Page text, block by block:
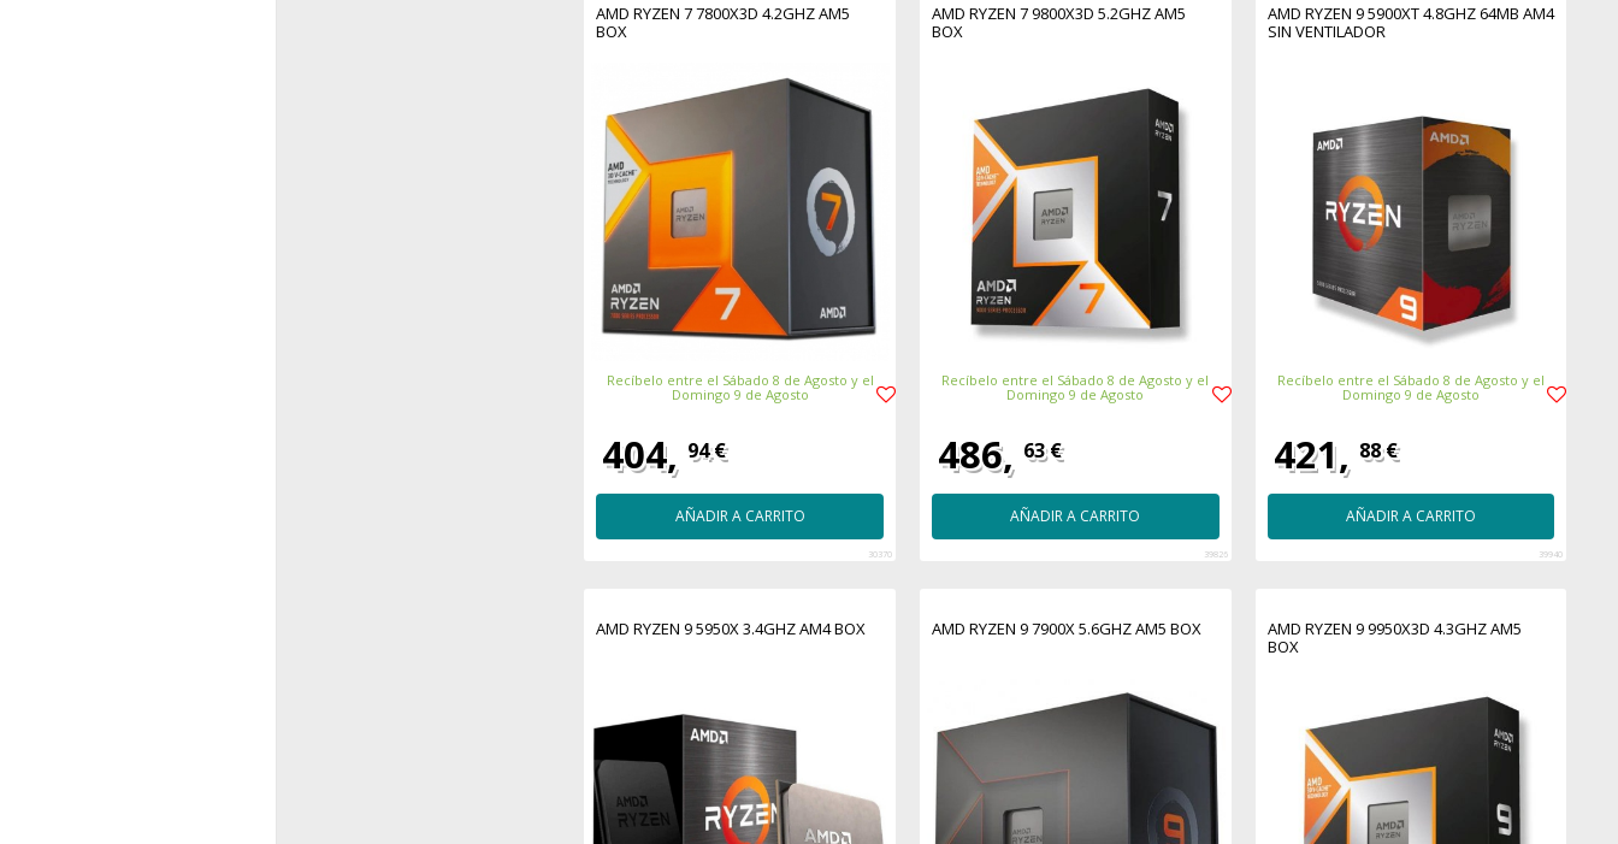
AMD RYZEN 7 7800X3D 4.2GHZ AM5
BOX
Recíbelo entre el Sábado 8 de Agosto y el
Domingo 9 de Agosto
404, 94 €
AÑADIR A CARRITO
30370
AMD RYZEN 7 9800X3D 5.2GHZ AM5
BOX
Recíbelo entre el Sábado 8 de Agosto y el
Domingo 9 de Agosto
486, 63 €
AÑADIR A CARRITO
39826
AMD RYZEN 9 5900XT 4.8GHZ 64MB AM4
SIN VENTILADOR
Recíbelo entre el Sábado 8 de Agosto y el
Domingo 9 de Agosto
421, 88 €
AÑADIR A CARRITO
39940
AMD RYZEN 9 5950X 3.4GHZ AM4 BOX AMD RYZEN 9 7900X 5.6GHZ AM5 BOX
AMD RYZEN 9 9950X3D 4.3GHZ AM5
BOX